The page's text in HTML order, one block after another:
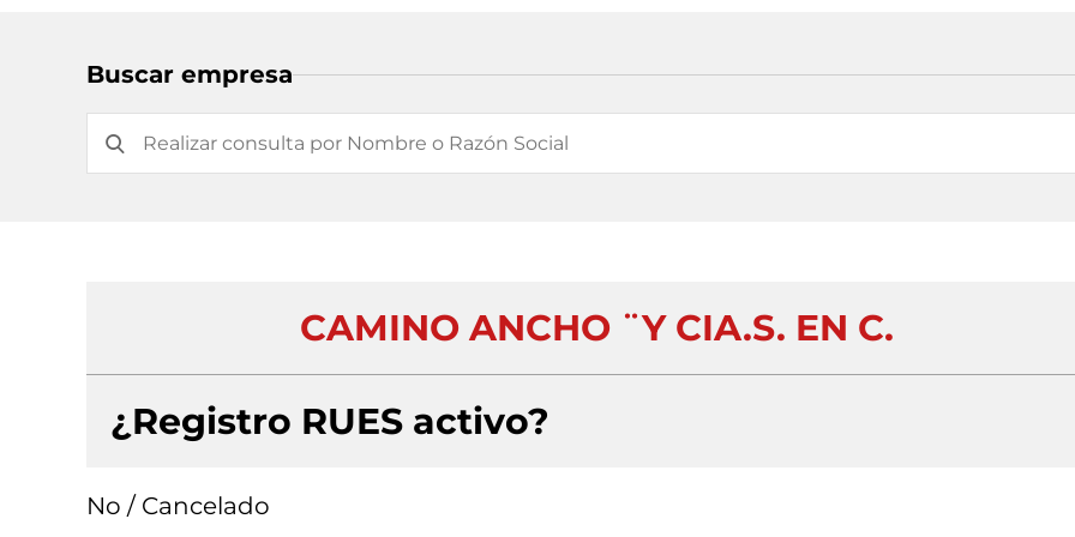
Buscar empresa
CAMINO ANCHO ¨Y CIA.S. EN C.
¿Registro RUES activo?
No / Cancelado